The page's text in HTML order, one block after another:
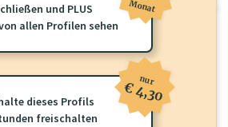
wirtschaft.at PLUS Inhalte
können. Schalten Sie dieses Profil frei
diese Inhalte zu sehen.
und PLUS
allen Profilen sehen
Monat
dieses Profils
freischalten
nur
€ 4,30